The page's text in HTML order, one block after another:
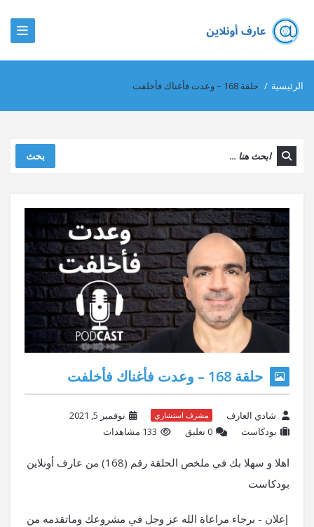
الرئيسية / حلقة 168 – وعدت فأغناك فأخلفت
بحث
حلقة 168 – وعدت فأغناك فأخلفت
شادي العارف مشرف استشاري
نوفمبر 5, 2021
بودكاست
‫0 تعليق 133 مشاهدات
اهلا و سهلا بك في ملخص الحلقة رقم (168) من عارف أونلاين
بودكاست
إعلان - برجاء مراعاة الله عز وجل في مشروعك وماتقدمه من